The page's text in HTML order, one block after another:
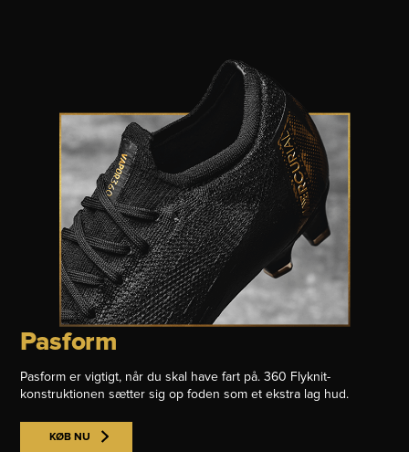
Pasform
Pasform er vigtigt, når du skal have fart på. 360 Flyknit-
konstruktionen sætter sig op foden som et ekstra lag hud.
KØB NU